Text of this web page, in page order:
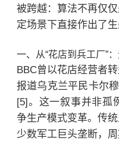
被跨越：算法不再仅
定场景下直接作出了生
一、从“花店到兵工厂”
BBC曾以花店经营者
报道乌克兰平民卡尔
[5]。这一叙事并非孤
争生产模式变革。传
少数军工巨头垄断，周